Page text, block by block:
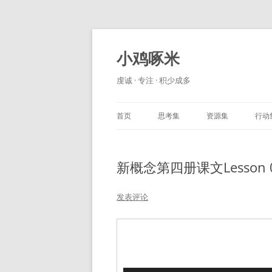
小鸡啄米
虔诚 · 专注 · 积少成多
首页 思考集 资源集 行动
新概念第四册课文Lesson
发表评论